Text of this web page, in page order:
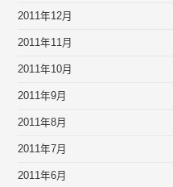
2011年12月
2011年11月
2011年10月
2011年9月
2011年8月
2011年7月
2011年6月